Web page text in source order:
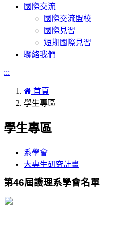
國際交流
國際交流盟校
國際見習
短期國際見習
聯絡我們
:::
首頁
學生專區
學生專區
系學會
大專生研究計畫
第46屆護理系學會名單